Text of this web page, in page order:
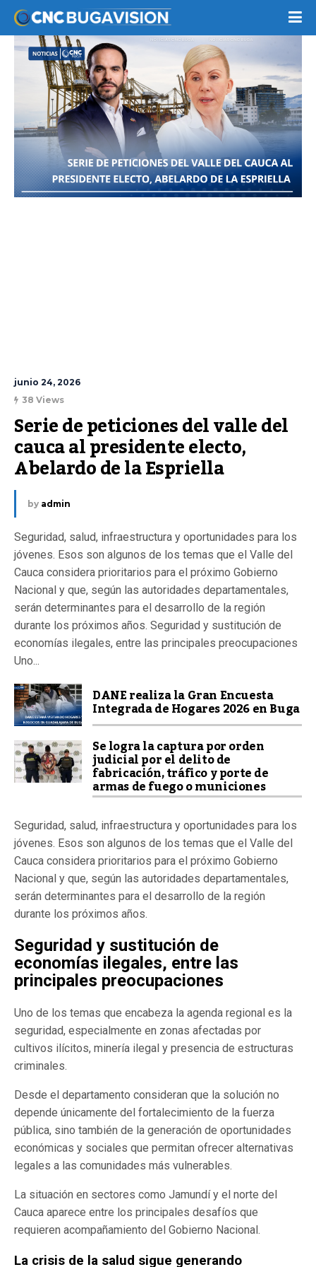
junio 24, 2026
38 Views
Serie de peticiones del valle del
cauca al presidente electo,
Abelardo de la Espriella
by admin
Seguridad, salud, infraestructura y oportunidades para los
jóvenes. Esos son algunos de los temas que el Valle del
Cauca considera prioritarios para el próximo Gobierno
Nacional y que, según las autoridades departamentales,
serán determinantes para el desarrollo de la región
durante los próximos años. Seguridad y sustitución de
economías ilegales, entre las principales preocupaciones
Uno...
DANE realiza la Gran Encuesta
Integrada de Hogares 2026 en Buga
Se logra la captura por orden
judicial por el delito de
fabricación, tráfico y porte de
armas de fuego o municiones
Seguridad, salud, infraestructura y oportunidades para los
jóvenes. Esos son algunos de los temas que el Valle del
Cauca considera prioritarios para el próximo Gobierno
Nacional y que, según las autoridades departamentales,
serán determinantes para el desarrollo de la región
durante los próximos años.
Seguridad y sustitución de
economías ilegales, entre las
principales preocupaciones
Uno de los temas que encabeza la agenda regional es la
seguridad, especialmente en zonas afectadas por
cultivos ilícitos, minería ilegal y presencia de estructuras
criminales.
Desde el departamento consideran que la solución no
depende únicamente del fortalecimiento de la fuerza
pública, sino también de la generación de oportunidades
económicas y sociales que permitan ofrecer alternativas
legales a las comunidades más vulnerables.
La situación en sectores como Jamundí y el norte del
Cauca aparece entre los principales desafíos que
requieren acompañamiento del Gobierno Nacional.
La crisis de la salud sigue generando